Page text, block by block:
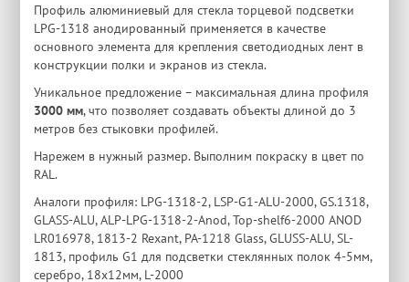
Профиль алюминиевый для стекла торцевой подсветки
LPG-1318 анодированный применяется в качестве
основного элемента для крепления светодиодных лент в
конструкции полки и экранов из стекла.
Уникальное предложение – максимальная длина профиля
3000 мм, что позволяет создавать объекты длиной до 3
метров без стыковки профилей.
Нарежем в нужный размер. Выполним покраску в цвет по
RAL.
Аналоги профиля: LPG-1318-2, LSP-G1-ALU-2000, GS.1318,
GLASS-ALU, ALP-LPG-1318-2-Anod, Top-shelf6-2000 ANOD
LR016978, 1813-2 Rexant, PA-1218 Glass, GLUSS-ALU, SL-
1813, профиль G1 для подсветки стеклянных полок 4-5мм,
серебро, 18х12мм, L-2000